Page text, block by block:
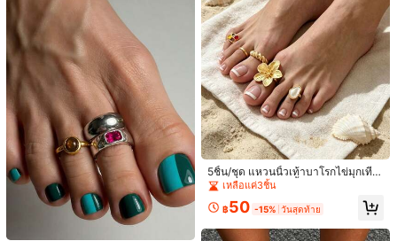
จำวันของผู้หญิง, การจับคู่ชุด, การออกเ
ดท, ปาร์ตี้, ของขวัญวันหยุด, [รูปร่างแห
วนสุ่ม] [ระบุขนาด, โปรดซื้อตามขนาด]
5ชิ้น/ชุด แหวนนิ้วเท้าบาโรกไข่มุกเทีย
ม & อัญมณี, แหวนนิ้วเท้าดอกไม้โลหะ
เหลือแค่3ชิ้น
฿50 -15% วันสุดท้าย